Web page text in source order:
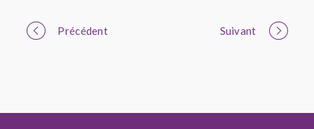
Portfolio
Précédent Suivant